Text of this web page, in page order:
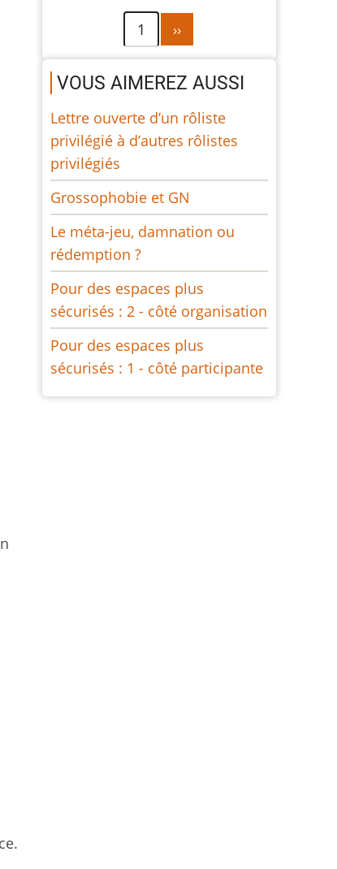
Pagination1
Page
suivante
››
VOUS AIMEREZ AUSSI
Lettre ouverte d’un rôliste
privilégié à d’autres rôlistes
privilégiés
Grossophobie et GN
Le méta-jeu, damnation ou
rédemption ?
Pour des espaces plus
sécurisés : 2 - côté organisation
Pour des espaces plus
sécurisés : 1 - côté participante